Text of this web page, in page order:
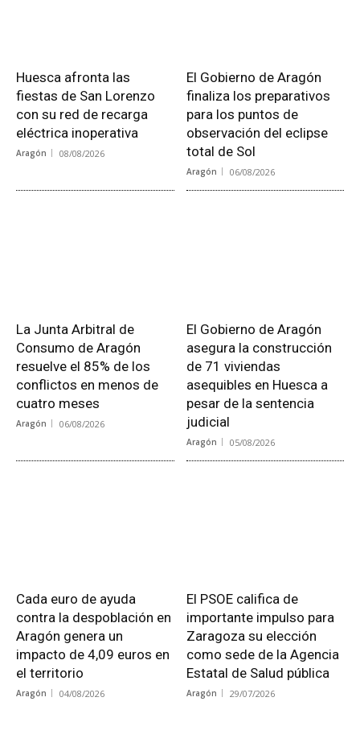
Huesca afronta las
fiestas de San Lorenzo
con su red de recarga
eléctrica inoperativa
Aragón 08/08/2026
El Gobierno de Aragón
finaliza los preparativos
para los puntos de
observación del eclipse
total de Sol
Aragón 06/08/2026
La Junta Arbitral de
Consumo de Aragón
resuelve el 85% de los
conflictos en menos de
cuatro meses
Aragón 06/08/2026
El Gobierno de Aragón
asegura la construcción
de 71 viviendas
asequibles en Huesca a
pesar de la sentencia
judicial
Aragón 05/08/2026
Cada euro de ayuda
contra la despoblación en
Aragón genera un
impacto de 4,09 euros en
el territorio
Aragón 04/08/2026
El PSOE califica de
importante impulso para
Zaragoza su elección
como sede de la Agencia
Estatal de Salud pública
Aragón 29/07/2026